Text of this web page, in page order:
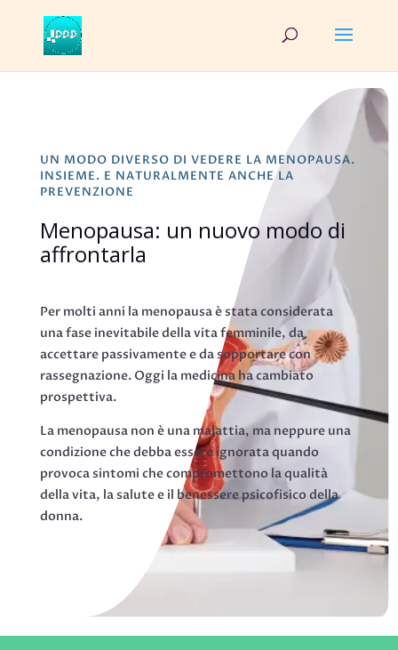
UN MODO DIVERSO DI VEDERE LA MENOPAUSA.
INSIEME. E NATURALMENTE ANCHE LA
PREVENZIONE
Menopausa: un nuovo modo di
affrontarla
Per molti anni la menopausa è stata considerata
una fase inevitabile della vita femminile, da
accettare passivamente e da sopportare con
rassegnazione. Oggi la medicina ha cambiato
prospettiva.
La menopausa non è una malattia, ma neppure una
condizione che debba essere ignorata quando
provoca sintomi che compromettono la qualità
della vita, la salute e il benessere psicofisico della
donna.